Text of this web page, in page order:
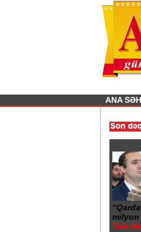
Previous
ANA
istismarı dayandırıldı - Video/
milyon
Tale